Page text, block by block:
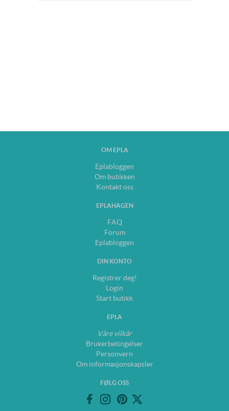
OM EPLA
Eplabloggen
Om butikken
Kontakt oss
EPLAHAGEN
FAQ
Forum
Eplabloggen
DIN KONTO
Registrer deg!
Login
Start butikk
EPLA
Våre vilkår
Brukerbetingelser
Personvern
Om informasjonskapsler
FØLG OSS